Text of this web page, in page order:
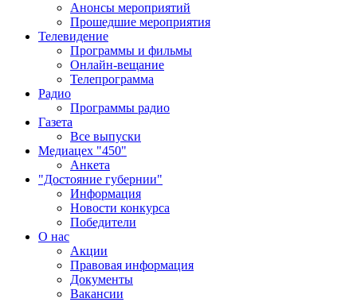
Анонсы мероприятий
Прошедшие мероприятия
Телевидение
Программы и фильмы
Онлайн-вещание
Телепрограмма
Радио
Программы радио
Газета
Все выпуски
Медиацех "450"
Анкета
"Достояние губернии"
Информация
Новости конкурса
Победители
О нас
Акции
Правовая информация
Документы
Вакансии